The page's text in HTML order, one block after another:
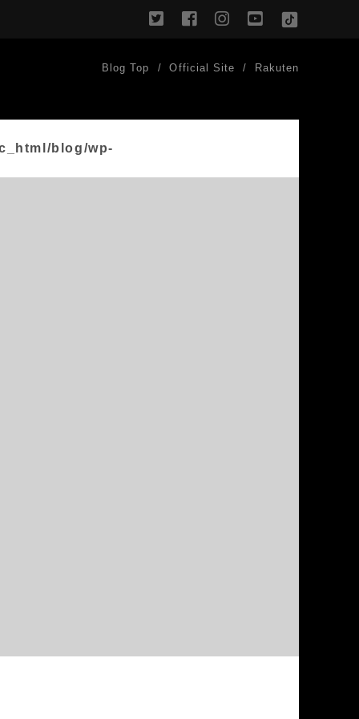
twitterfacebookinstagram
youtube
TikTok
Blog Top Official Site Rakuten
blog/wp-